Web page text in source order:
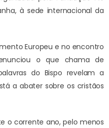
à sede internacional da
Europeu e no encontro
o que chama de
do Bispo revelam a
a abater sobre os cristãos
o corrente ano, pelo menos